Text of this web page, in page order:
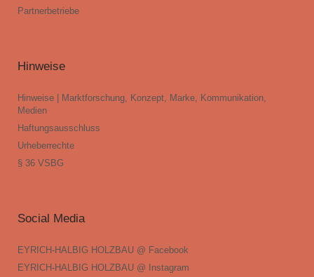
Partnerbetriebe
Hinweise
Hinweise | Marktforschung, Konzept, Marke, Kommunikation,
Medien
Haftungsausschluss
Urheberrechte
§ 36 VSBG
Social Media
EYRICH-HALBIG HOLZBAU @ Facebook
EYRICH-HALBIG HOLZBAU @ Instagram